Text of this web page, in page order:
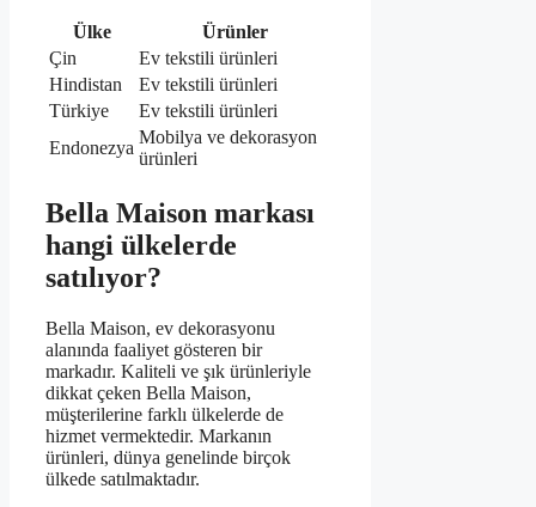
Ülke
Ürünler
Çin
Ev tekstili ürünleri
Hindistan
Ev tekstili ürünleri
Türkiye
Ev tekstili ürünleri
Endonezya
Mobilya ve dekorasyon
ürünleri
Bella Maison markası
hangi ülkelerde
satılıyor?
Bella Maison, ev dekorasyonu
alanında faaliyet gösteren bir
markadır. Kaliteli ve şık ürünleriyle
dikkat çeken Bella Maison,
müşterilerine farklı ülkelerde de
hizmet vermektedir. Markanın
ürünleri, dünya genelinde birçok
ülkede satılmaktadır.